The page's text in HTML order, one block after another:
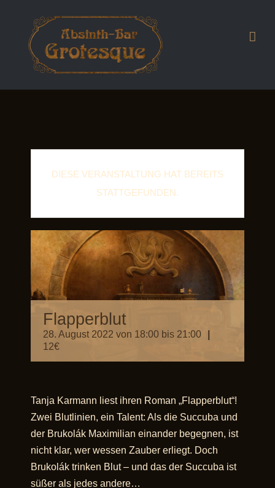
DIESE VERANSTALTUNG HAT BEREITS
STATTGEFUNDEN.
Flapperblut
28. August 2022 von 18:00 bis 21:00
12€
Tanja Karmann liest ihren Roman „Flapperblut“!
Zwei Blutlinien, ein Talent: Als die Succuba und
der Brukolák Maximilian einander begegnen, ist
nicht klar, wer wessen Zauber erliegt. Doch
Brukolák trinken Blut – und das der Succuba ist
süßer als jedes andere…